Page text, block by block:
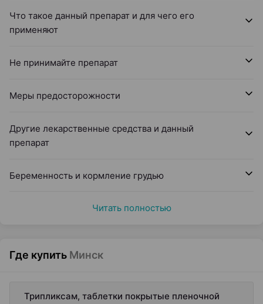
Что такое данный препарат и для чего его
применяют
Не принимайте препарат
Меры предосторожности
Другие лекарственные средства и данный
препарат
Беременность и кормление грудью
Читать полностью
Где купить Минск
Трипликсам, таблетки покрытые пленочной